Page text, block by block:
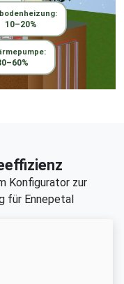
10–20%
Konfigurator zur
für Ennepetal